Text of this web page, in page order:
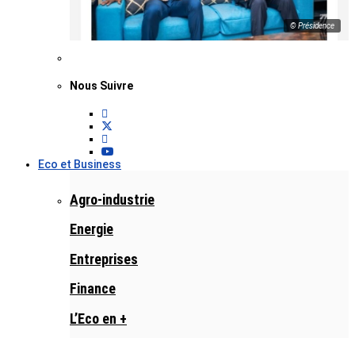
© Présidence
Nous Suivre
Eco et Business
Agro-industrie
Energie
Entreprises
Finance
L’Eco en +